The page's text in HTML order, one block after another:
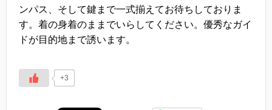
ンパス、そして鍵まで一式揃えてお待ちしておりま
す。着の身着のままでいらしてください。優秀なガイ
ドが目的地まで誘います。
+3